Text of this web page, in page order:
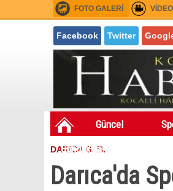
FOTO GALERİ
Facebook Twitter
Güncel
Sondakıka
DARICA G. B.
Darıca'da